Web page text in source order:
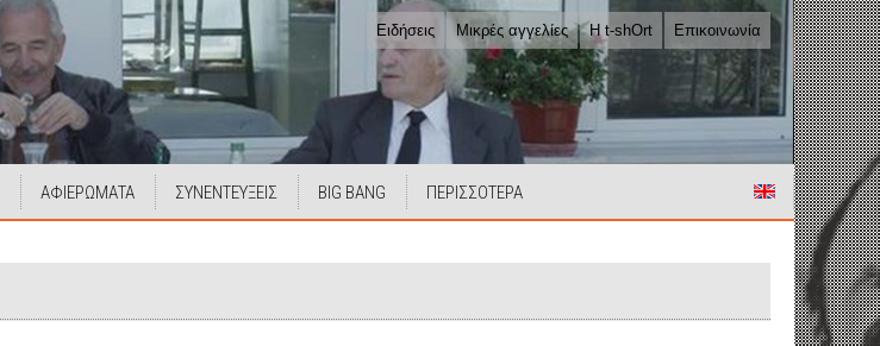
Ειδήσεις Μικρές αγγελίες Η t-shOrt Επικοινωνία
ΑΦΙΕΡΩΜΑΤΑ ΣΥΝΕΝΤΕΥΞΕΙΣ BIG BANG ΠΕΡΙΣΣΟΤΕΡΑ